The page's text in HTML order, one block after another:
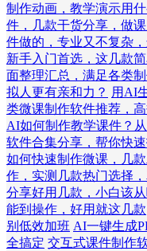
制作动画，教学演示用
件，几款干货分享，做
件做的，专业又不复杂
新手入门首选，这几款
面整理汇总，满足各类
拟人更有亲和力？ 用AI
类微课制作软件推荐，
AI如何制作教学课件？
软件合集分享，帮你快
如何快速制作微课，几
作，实测几款热门选择
分享好用几款，小白该
能到操作，好用就这几款
别低效加班 AI一键生成
全搞定 交互式课件制作